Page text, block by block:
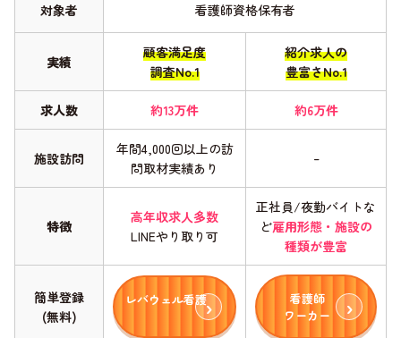
対象者 看護師資格保有者
実績
顧客満足度
調査No.1
紹介求人の
豊富さNo.1
求人数 約13万件 約6万件
施設訪問
年間4,000回以上の訪
問取材実績あり
–
特徴
高年収求人多数
LINEやり取り可
正社員/夜勤バイトな
ど雇用形態・施設の
種類が豊富
簡単登録
(無料)
レバウェル看護
看護師
ワーカー